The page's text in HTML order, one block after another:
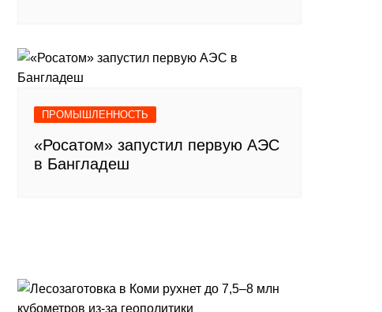
ПРОМЫШЛЕННОСТЬ
«Росатом» запустил первую АЭС
в Бангладеш